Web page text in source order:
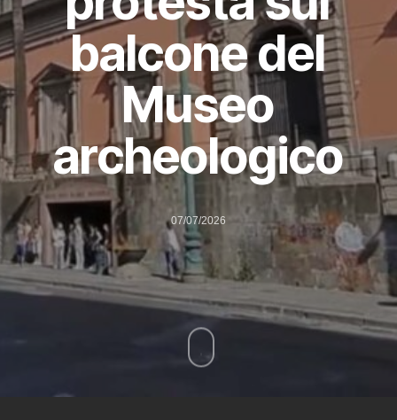
balcone del
Museo
archeologico
07/07/2026